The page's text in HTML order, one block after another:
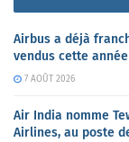
Airbus a déjà
vendus cette année
7 AOÛT 2026
Air India nomme
Airlines, au poste